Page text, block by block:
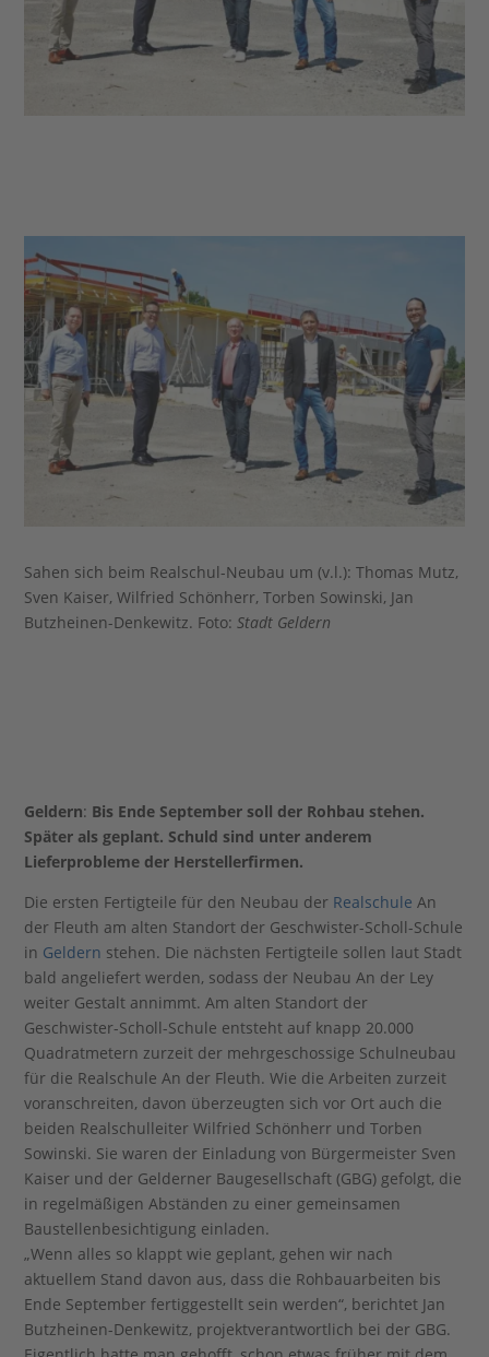
Sahen sich beim Realschul-Neubau um (v.l.): Thomas Mutz,
Sven Kaiser, Wilfried Schönherr, Torben Sowinski, Jan
Butzheinen-Denkewitz. Foto: Stadt Geldern
Geldern: Bis Ende September soll der Rohbau stehen.
Später als geplant. Schuld sind unter anderem
Lieferprobleme der Herstellerfirmen.
Die ersten Fertigteile für den Neubau der Realschule An
der Fleuth am alten Standort der Geschwister-Scholl-Schule
in Geldern stehen. Die nächsten Fertigteile sollen laut Stadt
bald angeliefert werden, sodass der Neubau An der Ley
weiter Gestalt annimmt. Am alten Standort der
Geschwister-Scholl-Schule entsteht auf knapp 20.000
Quadratmetern zurzeit der mehrgeschossige Schulneubau
für die Realschule An der Fleuth. Wie die Arbeiten zurzeit
voranschreiten, davon überzeugten sich vor Ort auch die
beiden Realschulleiter Wilfried Schönherr und Torben
Sowinski. Sie waren der Einladung von Bürgermeister Sven
Kaiser und der Gelderner Baugesellschaft (GBG) gefolgt, die
in regelmäßigen Abständen zu einer gemeinsamen
Baustellenbesichtigung einladen.
„Wenn alles so klappt wie geplant, gehen wir nach
aktuellem Stand davon aus, dass die Rohbauarbeiten bis
Ende September fertiggestellt sein werden“, berichtet Jan
Butzheinen-Denkewitz, projektverantwortlich bei der GBG.